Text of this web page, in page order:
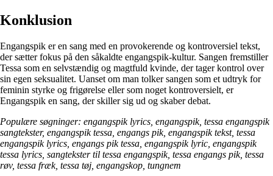
Konklusion
Engangspik er en sang med en provokerende og kontroversiel tekst,
der sætter fokus på den såkaldte engangspik-kultur. Sangen fremstiller
Tessa som en selvstændig og magtfuld kvinde, der tager kontrol over
sin egen seksualitet. Uanset om man tolker sangen som et udtryk for
feminin styrke og frigørelse eller som noget kontroversielt, er
Engangspik en sang, der skiller sig ud og skaber debat.
Populære søgninger: engangspik lyrics, engangspik, tessa engangspik
sangtekster, engangspik tessa, engangs pik, engangspik tekst, tessa
engangspik lyrics, engangs pik tessa, engangspik lyric, engangspik
tessa lyrics, sangtekster til tessa engangspik, tessa engangs pik, tessa
røv, tessa fræk, tessa tøj, engangskop, tungnem